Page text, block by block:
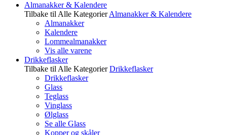
Almanakker & Kalendere
Tilbake til Alle Kategorier Almanakker & Kalendere
Almanakker
Kalendere
Lommealmanakker
Vis alle varene
Drikkeflasker
Tilbake til Alle Kategorier Drikkeflasker
Drikkeflasker
Glass
Teglass
Vinglass
Ølglass
Se alle Glass
Kopper og skåler